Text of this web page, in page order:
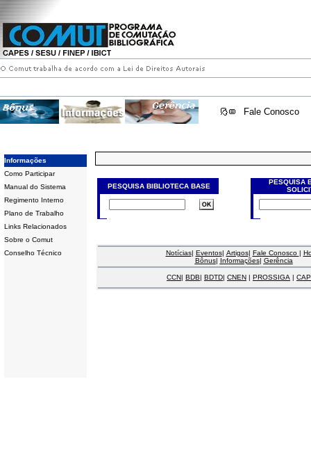
Fale Conosco
Informações
Como Participar
Manual do Sistema
Regimento Interno
Plano de Trabalho
Links Relacionados
Sobre o Comut
Conselho Técnico
PESQUISA BIBLIOTECA BASE
PESQUISA
Notícias| Eventos| Artigos| Fale Conosco |
Bônus| Informações| Gerência
CCN| BDB| BDTD| CNEN | PROSSIGA |